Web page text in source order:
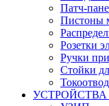
Патч-
Пистоны
Розетки
Ручки
Стойки